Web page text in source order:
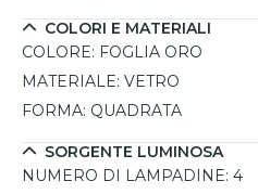
COLORI E MATERIALI
COLORE: FOGLIA ORO
MATERIALE: VETRO
FORMA: QUADRATA
SORGENTE LUMINOSA
NUMERO DI LAMPADINE: 4